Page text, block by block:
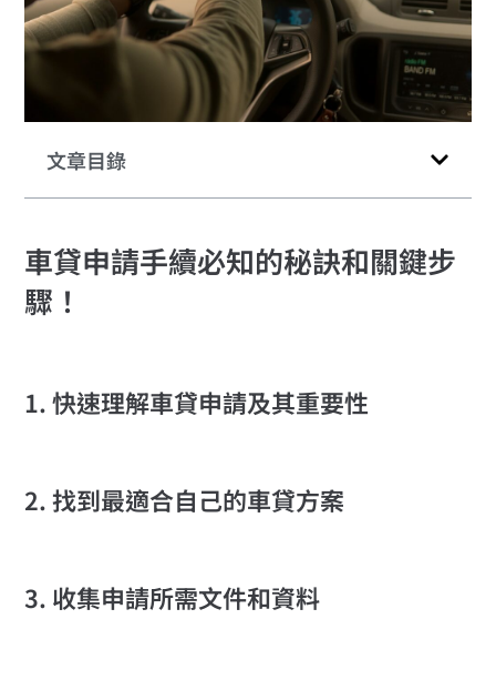
文章目錄
車貸申請手續必知的秘訣和關鍵步
驟！
1. 快速理解車貸申請及其重要性
2. 找到最適合自己的車貸方案
3. 收集申請所需文件和資料